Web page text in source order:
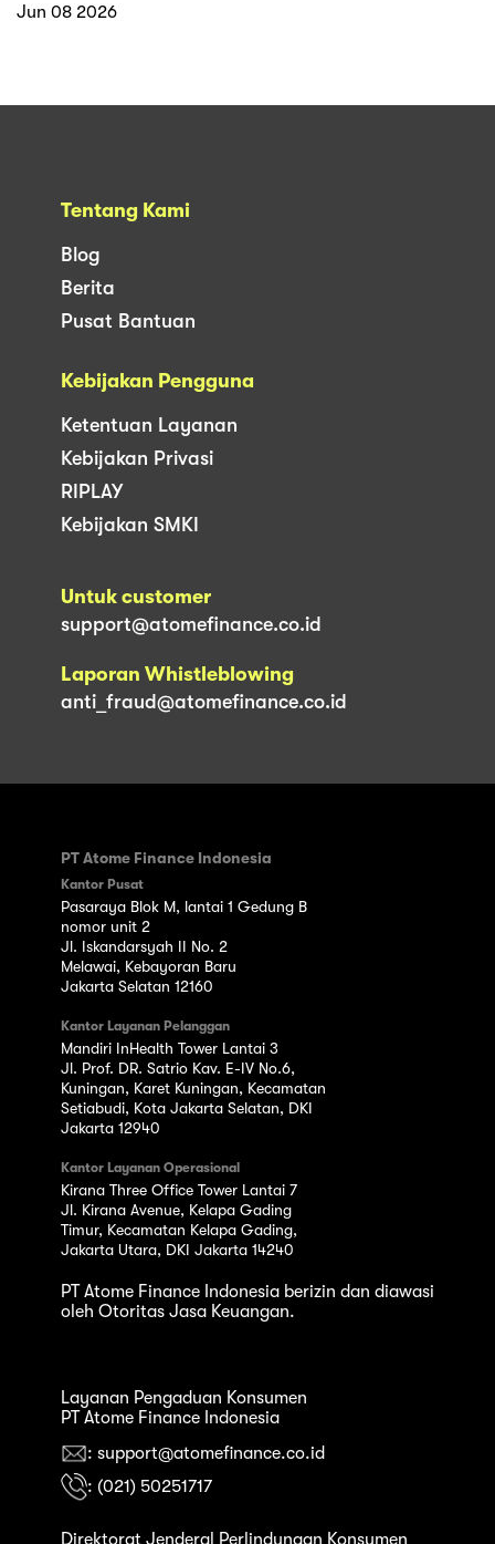
Jun 08 2026
Tentang Kami
Blog
Berita
Pusat Bantuan
Kebijakan Pengguna
Ketentuan Layanan
Kebijakan Privasi
RIPLAY
Kebijakan SMKI
Untuk customer
support@atomefinance.co.id
Laporan Whistleblowing
anti_fraud@atomefinance.co.id
PT Atome Finance Indonesia
Kantor Pusat
Pasaraya Blok M, lantai 1 Gedung B
nomor unit 2
Jl. Iskandarsyah II No. 2
Melawai, Kebayoran Baru
Jakarta Selatan 12160
Kantor Layanan Pelanggan
Mandiri InHealth Tower Lantai 3
Jl. Prof. DR. Satrio Kav. E-IV No.6,
Kuningan, Karet Kuningan, Kecamatan
Setiabudi, Kota Jakarta Selatan, DKI
Jakarta 12940
Kantor Layanan Operasional
Kirana Three Office Tower Lantai 7
Jl. Kirana Avenue, Kelapa Gading
Timur, Kecamatan Kelapa Gading,
Jakarta Utara, DKI Jakarta 14240
PT Atome Finance Indonesia berizin dan diawasi
oleh Otoritas Jasa Keuangan.
Layanan Pengaduan Konsumen
PT Atome Finance Indonesia
: support@atomefinance.co.id
: (021) 50251717
Direktorat Jenderal Perlindungan Konsumen